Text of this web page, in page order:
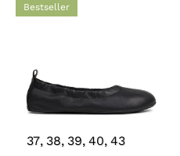
Bestseller
37 38 39 40 43